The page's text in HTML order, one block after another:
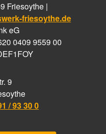
Friesoythe |
friesoythe.de
eG
0409 9559 00
9
/ 93 30 0